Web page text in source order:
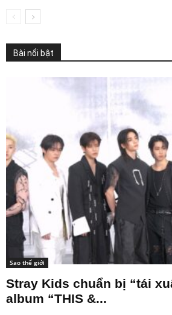
Bài nổi bật
Sao thế giới
Stray Kids chuẩn bị “tái
album “THIS &...